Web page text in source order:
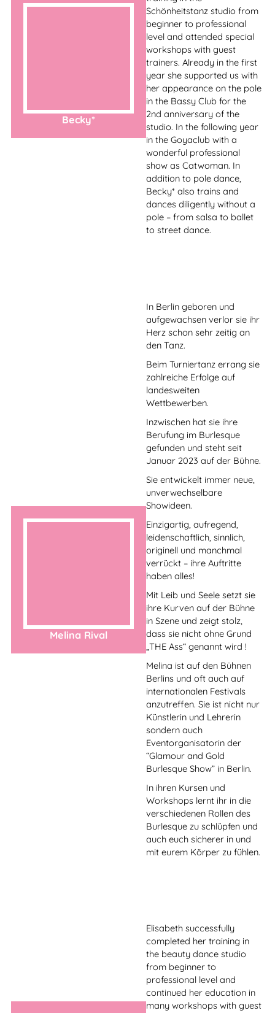
Elisabeth successfully
completed her training in
the beauty dance studio
from beginner to
professional level and
continued her education in
many workshops with guest
trainers. She has already
gained teaching experience
in the areas of acting
classes, personal training
and voice training/breath
training. Elisabeth has been
working for years as an
actress for stage and
television and discovered
her passion for pole
dancing in 2017.
Gem’s classes are about
gaining physical strength,
being part of a vibrant,
and most importantly,
having a lot of fun! She
loves to get dressed up,
play awesome music (with
themed classes around
times like Hallowe’en, Pride
and Christmas!) – and make
moments of togetherness
for all her students.
Gem wants you to become
a pole dancer even if you
don’t think you can be one,
help you make great
friends, and look at who you
are in a completely different
way – all the amazing things
that pole did for her.
Because from the shy girl
who always wanted to hide
in the background, came a
pole butterfly spreading her
sparkly wings – to share
pole with you!
Out of a long-standing
passion for the performing
arts and an ever-increasing
need to make the
storytelling of things
emotion and
communication.
Burlesque is such a creative
art form, the dancing, the
acting and lastly but not
leastly: THE COSTUMES!